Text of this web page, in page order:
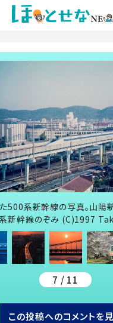
500系新幹線の写真。山
新幹線のぞみ (C)1997
7 / 11
この投稿へのコメントを